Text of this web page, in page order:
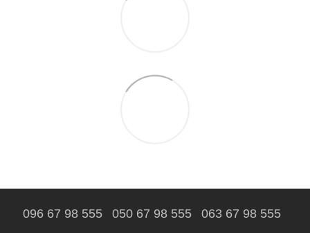
096 67 98 555 050 67 98 555 063 67 98 555